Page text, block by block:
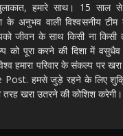
हमारे साथ। 15 साल
के अनुभव वाली विश्वसनीय
जीवन के साथ किसी ना
को पूरा करने की दिशा में
हमारा परिवार के संकल्प पर
Post. हमसे जुड़े रहने के लिए
तरह खरा उतरने की कोशिश करेगी।